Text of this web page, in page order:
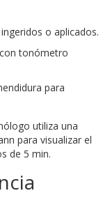
o aplicados.
tonómetro
para
utiliza una
para visualizar el
de 5 min.